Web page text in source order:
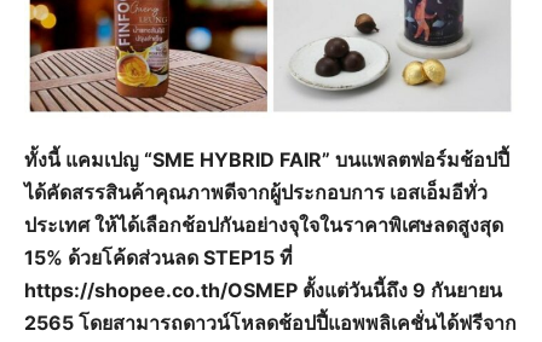
ทั้งนี้ แคมเปญ “SME HYBRID FAIR” บนแพลตฟอร์มช้อปปี้
ได้คัดสรรสินค้าคุณภาพดีจากผู้ประกอบการ เอสเอ็มอีทั่ว
ประเทศ ให้ได้เลือกช้อปกันอย่างจุใจในราคาพิเศษลดสูงสุด
15% ด้วยโค้ดส่วนลด STEP15 ที่
https://shopee.co.th/OSMEP ตั้งแต่วันนี้ถึง 9 กันยายน
2565 โดยสามารถดาวน์โหลดช้อปปี้แอพพลิเคชั่นได้ฟรีจาก